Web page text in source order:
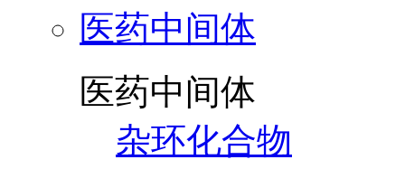
医药中间体
医药中间体
杂环化合物